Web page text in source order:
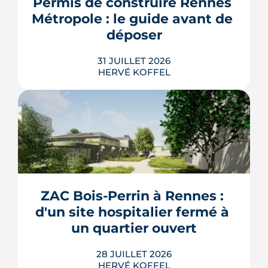
rentrée 2026.
LIRE L'ARTICLE
Métropole : le guide avant de
déposer
31 JUILLET 2026
HERVÉ KOFFEL
Construire, agrandir ou surélever à
Rennes Métropole ne s'improvise pas :
entre seuils de surface, PLUi des 43
communes et secteurs patrimoniaux, le
premier coup de crayon. Ce guide
passe en revue les cas où le permis
s'impose, le dépôt en ligne et les délai...
LIRE L'ARTICLE
ZAC Bois-Perrin à Rennes :
d'un site hospitalier fermé à
un quartier ouvert
28 JUILLET 2026
HERVÉ KOFFEL